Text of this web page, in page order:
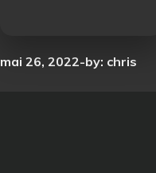
Posted
mai 26, 2022 by: chris